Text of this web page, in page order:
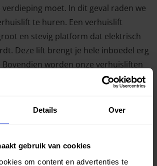
Details Over
gebruik van cookies
om content en advertenties te
moet. In dit geval raden we
te huren. Een verhuislift
en stevig platform dat elektrisch
Deze lift brengt je hele inboedel erg
Bovendien worden onze verhuisliften
bestuurd, zodat je zeker weet
offerte voor
aan!